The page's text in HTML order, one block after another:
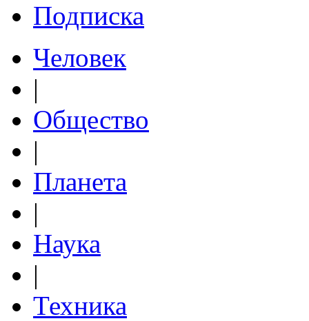
Подписка
Человек
|
Общество
|
Планета
|
Наука
|
Техника